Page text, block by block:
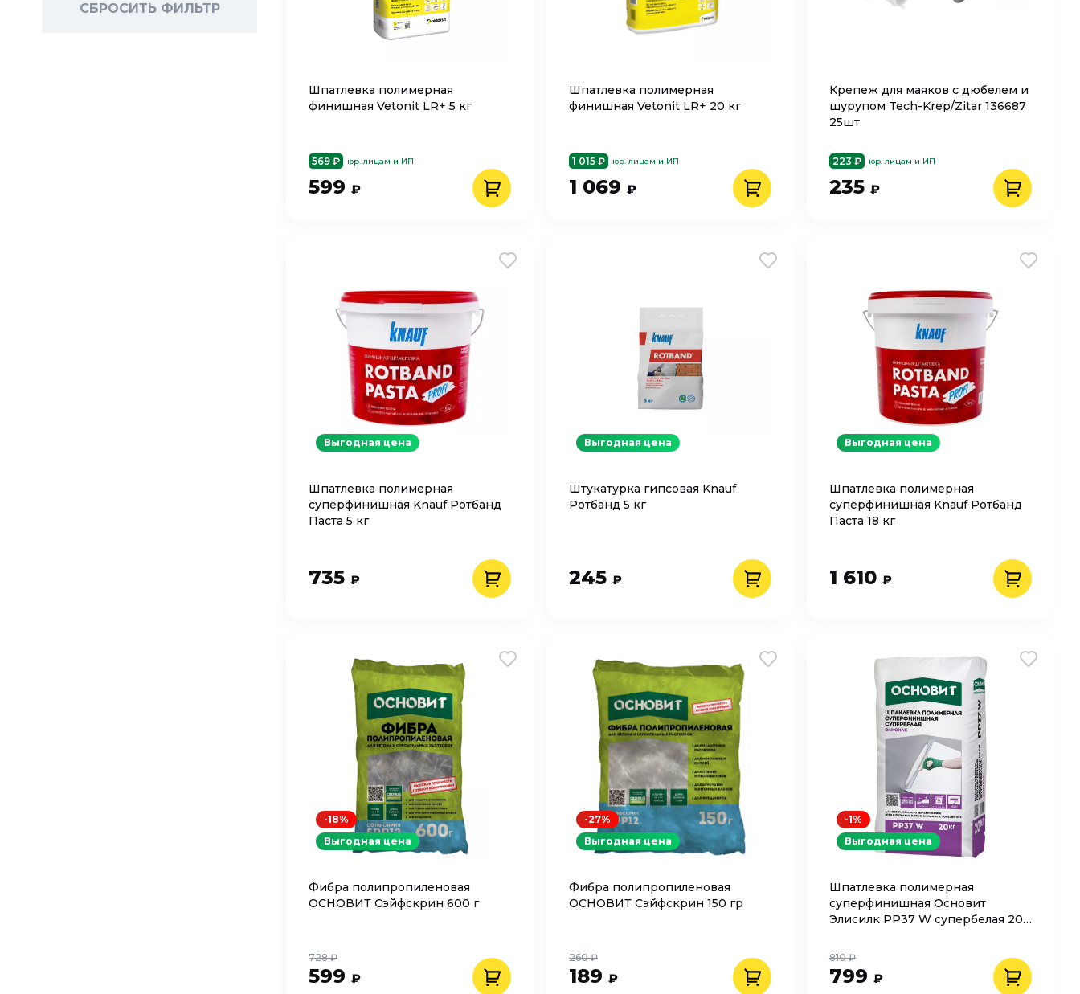
СБРОСИТЬ ФИЛЬТР
Шпатлевка полимерная
финишная Vetonit LR+ 5 кг
569 ₽ юр. лицам и ИП
599 ₽
Шпатлевка полимерная
финишная Vetonit LR+ 20 кг
1 015 ₽ юр. лицам и ИП
1 069 ₽
Крепеж для маяков с дюбелем и
шурупом Tech-Krep/Zitar 136687
25шт
223 ₽ юр. лицам и ИП
235 ₽
Шпатлевка полимерная
суперфинишная Knauf Ротбанд
Паста 5 кг
735 ₽
Выгодная цена
Штукатурка гипсовая Knauf
Ротбанд 5 кг
245 ₽
Выгодная цена
Шпатлевка полимерная
суперфинишная Knauf Ротбанд
Паста 18 кг
1 610 ₽
Выгодная цена
Фибра полипропиленовая
ОСНОВИТ Сэйфскрин 600 г
599 ₽
728 ₽
-18%
Выгодная цена
Фибра полипропиленовая
ОСНОВИТ Сэйфскрин 150 гр
189 ₽
260 ₽
-27%
Выгодная цена
Шпатлевка полимерная
суперфинишная Основит
Элисилк PP37 W супербелая 20
799 ₽
810 ₽
-1%
Выгодная цена